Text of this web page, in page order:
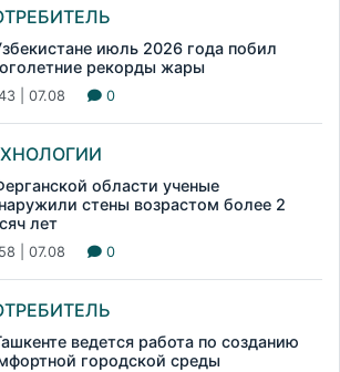
июль 2026 года побил
рекорды жары
| 07.08 0
области ученые
стены возрастом более 2
лет
| 07.08 0
ведется работа по созданию
городской среды